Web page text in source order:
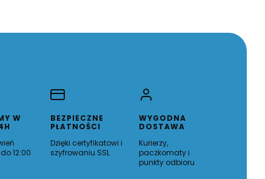
W
12:00
BEZPIECZNE
PŁATNOŚCI
Dzięki certyfikatowi i
szyfrowaniu SSL
WYGODNA
DOSTAWA
Kurierzy,
paczkomaty i
punkty odbioru